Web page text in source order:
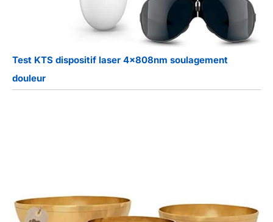
Test KTS dispositif laser 4x808nm soulagement
douleur